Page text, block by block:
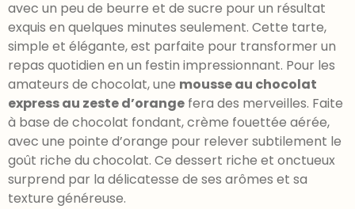
avec un peu de beurre et de sucre pour un résultat
exquis en quelques minutes seulement. Cette tarte,
simple et élégante, est parfaite pour transformer un
repas quotidien en un festin impressionnant. Pour les
amateurs de chocolat, une mousse au chocolat
express au zeste d’orange fera des merveilles. Faite
à base de chocolat fondant, crème fouettée aérée,
avec une pointe d’orange pour relever subtilement le
goût riche du chocolat. Ce dessert riche et onctueux
surprend par la délicatesse de ses arômes et sa
texture généreuse.